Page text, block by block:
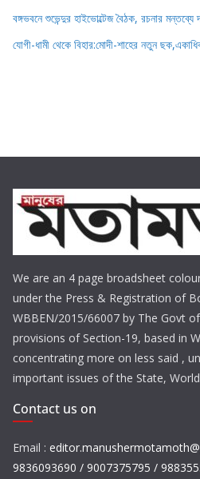
বঙ্গভবনে শুভেন্দুর হাইভোল্টেজ বৈঠক, রচনার মন্তব্যে
যোগী-ধামী থেকে বিহার:মোদী-শাহের নতুন
We are an 4 page broadsheet
under the Press & Registration of
WBBEN/2015/66007 by The Govt
provisions of Section-19, based in
concentrating more on less said ,
important issues of the State,
Contact us on
Email :
9836093690 / 9007375795 /